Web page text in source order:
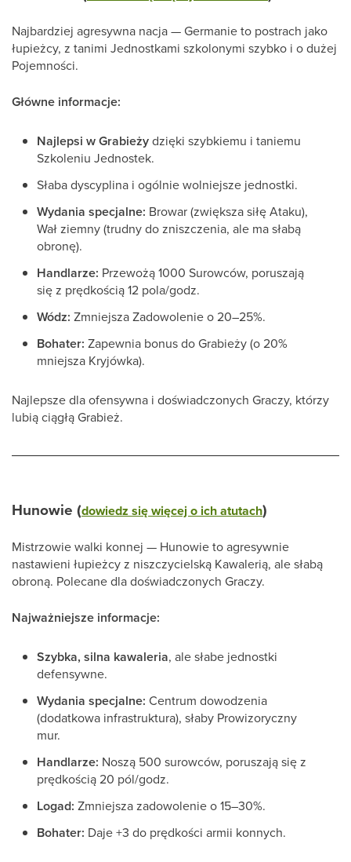
Najbardziej agresywna nacja — Germanie to postrach jako
łupieżcy, z tanimi Jednostkami szkolonymi szybko i o dużej
Pojemności.
Główne informacje:
Najlepsi w Grabieżydzięki szybkiemu i taniemu
Szkoleniu Jednostek.
Słaba dyscyplina i ogólnie wolniejsze jednostki.
Wydania specjalne: Browar (zwiększa siłę Ataku),
Wał ziemny (trudny do zniszczenia, ale ma słabą
obronę).
Handlarze: Przewożą 1000 Surowców, poruszają
się z prędkością 12 pola/godz.
Wódz: Zmniejsza Zadowolenie o 20–25%.
Bohater: Zapewnia bonus do Grabieży (o 20%
mniejsza Kryjówka).
Najlepsze dla ofensywna i doświadczonych Graczy, którzy
lubią ciągłą Grabież.
Hunowie (dowiedz się więcej o ich atutach)
Mistrzowie walki konnej — Hunowie to agresywnie
nastawieni łupieżcy z niszczycielską Kawalerią, ale słabą
obroną. Polecane dla doświadczonych Graczy.
Najważniejsze informacje:
Szybka, silna kawaleria, ale słabe jednostki
defensywne.
Wydania specjalne: Centrum dowodzenia
(dodatkowa infrastruktura), słaby Prowizoryczny
mur.
Handlarze: Noszą 500 surowców, poruszają się z
prędkością 20 pól/godz.
Logad: Zmniejsza zadowolenie o 15–30%.
Bohater: Daje +3 do prędkości armii konnych.